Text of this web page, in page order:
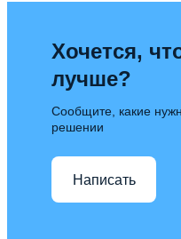
Хочется,
лучше?
Сообщите, какие
решении
Написать